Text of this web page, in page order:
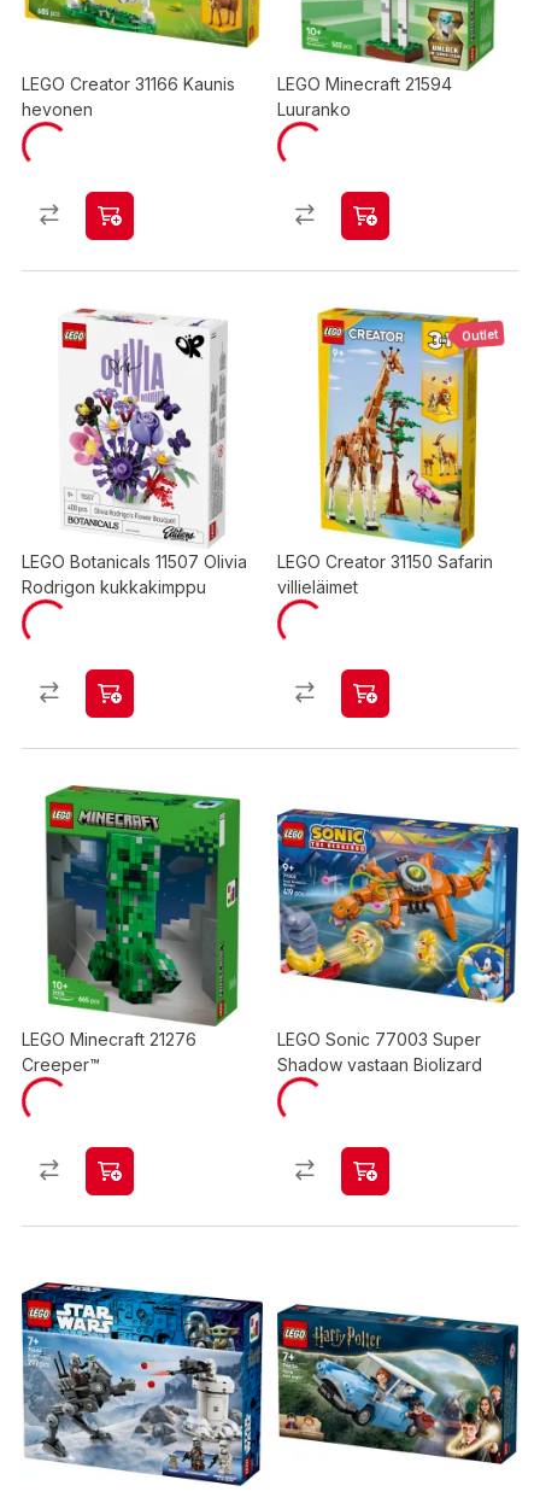
LEGO Creator 31166 Kaunis
hevonen
LEGO Minecraft 21594
Luuranko
LEGO Botanicals 11507 Olivia
Rodrigon kukkakimppu
Outlet
LEGO Creator 31150 Safarin
villieläimet
LEGO Minecraft 21276
Creeper™
LEGO Sonic 77003 Super
Shadow vastaan Biolizard